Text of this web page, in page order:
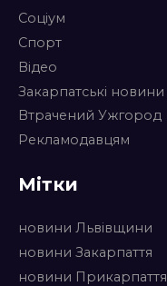
Соціум
Спорт
Відео
Закарпатські новини
Втрачений Ужгород
Рекламодавцям
Мітки
новини Львівщини
новини Закарпаття
новини Прикарпаття